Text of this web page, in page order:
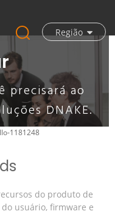
Região
precisará ao
DNAKE.
do produto de
usuário, firmware e